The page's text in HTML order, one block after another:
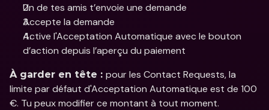
Un de tes amis t’envoie une demande
Accepte la demande
Active l'Acceptation Automatique avec le bouton
d’action depuis l’aperçu du paiement
À garder en tête : pour les Contact Requests, la
limite par défaut d'Acceptation Automatique est de 100
€. Tu peux modifier ce montant à tout moment.